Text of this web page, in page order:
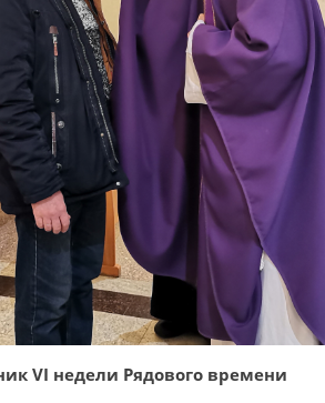
VI недели Рядового времени